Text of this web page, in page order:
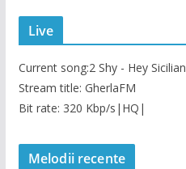
Live
Current song:2 Shy - Hey Sicilian
Stream title: GherlaFM
Bit rate: 320 Kbp/s|HQ|
Melodii recente